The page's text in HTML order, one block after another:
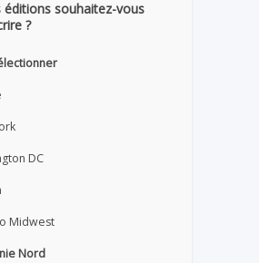
éditions souhaitez-vous
?
DC
Midwest
Nord